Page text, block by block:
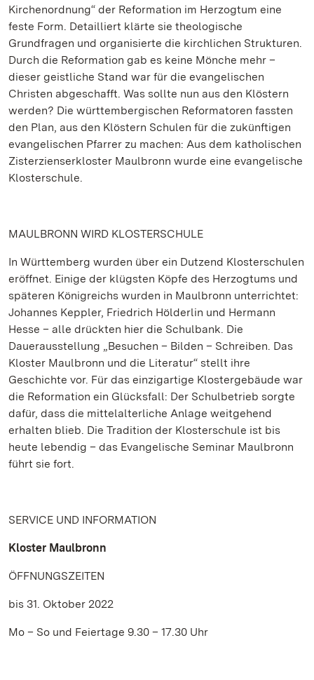
Kirchenordnung“ der Reformation im Herzogtum eine
feste Form. Detailliert klärte sie theologische
Grundfragen und organisierte die kirchlichen Strukturen.
Durch die Reformation gab es keine Mönche mehr –
dieser geistliche Stand war für die evangelischen
Christen abgeschafft. Was sollte nun aus den Klöstern
werden? Die württembergischen Reformatoren fassten
den Plan, aus den Klöstern Schulen für die zukünftigen
evangelischen Pfarrer zu machen: Aus dem katholischen
Zisterzienserkloster Maulbronn wurde eine evangelische
Klosterschule.
MAULBRONN WIRD KLOSTERSCHULE
In Württemberg wurden über ein Dutzend Klosterschulen
eröffnet. Einige der klügsten Köpfe des Herzogtums und
späteren Königreichs wurden in Maulbronn unterrichtet:
Johannes Keppler, Friedrich Hölderlin und Hermann
Hesse – alle drückten hier die Schulbank. Die
Dauerausstellung „Besuchen – Bilden – Schreiben. Das
Kloster Maulbronn und die Literatur“ stellt ihre
Geschichte vor. Für das einzigartige Klostergebäude war
die Reformation ein Glücksfall: Der Schulbetrieb sorgte
dafür, dass die mittelalterliche Anlage weitgehend
erhalten blieb. Die Tradition der Klosterschule ist bis
heute lebendig – das Evangelische Seminar Maulbronn
führt sie fort.
SERVICE UND INFORMATION
Kloster Maulbronn
ÖFFNUNGSZEITEN
bis 31. Oktober 2022
Mo – So und Feiertage 9.30 – 17.30 Uhr